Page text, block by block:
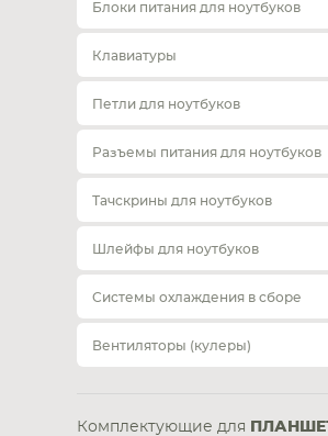
Блоки питания для ноутбуков
Клавиатуры
Петли для ноутбуков
Разъемы питания для ноутбуков
Тачскрины для ноутбуков
Шлейфы для ноутбуков
Системы охлаждения в сборе
Вентиляторы (кулеры)
Комплектующие для